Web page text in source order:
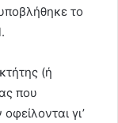
το
(ή
που
γι’